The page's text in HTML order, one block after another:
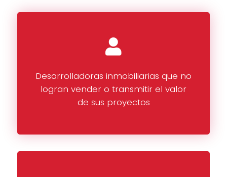
Desarrolladoras inmobiliarias que no
logran vender o transmitir el valor
de sus proyectos